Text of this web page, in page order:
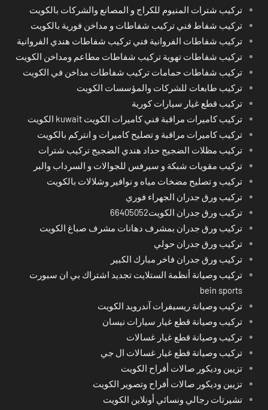
تركيب شترات المنيوم للكراج و المصانع والشركات بالكويت
تركيب شفاط فني تركيب شفاطات و مداخن فورية بالكويت
تركيب شفاطات الفروانية فني تركيب شفاطات هندي الفروانية
تركيب شفاطات تهوية تركيب شفاطات مطاعم ومداخن الكويت
تركيب شفاطات حمامات تركيب شفاطات مداخن في الكويت
تركيب طابعات للشركات والمؤسسات الكويت
تركيب قطع غيار سيارات كورية
تركيب كاميرات مراقبة فني كاميرات الكويت kuwait الكويت
تركيب كاميرات مراقبة و تصليح كاميرات و انتركم بالكويت
تركيب مظلات الضجيج حداد هندي الضجيج تركيب شترات
تركيب مقويات شبكة و سيرفس للجوالات و السرداب والبر
تركيب و تصليح مضخات مياه و نوافير وشلالات بالكويت
تركيب ورق جدران الجهراء فوري
تركيب ورق جدران الكويت66405052
تركيب ورق جدران بمشرف دهانات مشرف صباغ الكويت
تركيب ورق جدران حولي
تركيب ورق جدران فاخر مبارك الكبير
تركيب وصيانة أنظمة الستلايت تجديد اشتراك بي ان سبورت
bein sports
تركيب وصيانة ريسيفرات آندرويد الكويت
تركيب وصيانة قطع غيار سيارات نيسان
تركيب وصيانة قطع غيار غسالات
تركيب وصيانة قطع غيار غسالات ال جي
تزيين وديكور صالات أفراح الكويت
تزيين وديكور صالات أفراح وتصوير الكويت
تشيرتات رجالي ونسائي أونلاين الكويت